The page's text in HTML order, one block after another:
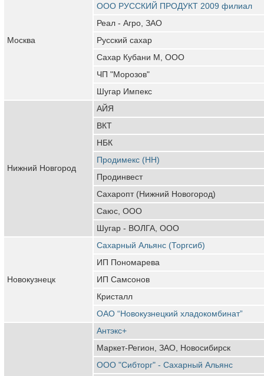
Москва
ООО РУССКИЙ ПРОДУКТ 2009 филиал
Реал - Агро, ЗАО
Русский сахар
Сахар Кубани М, ООО
ЧП "Морозов"
Шугар Импекс
Нижний Новгород
АЙЯ
ВКТ
НБК
Продимекс (НН)
Продинвест
Сахаропт (Нижний Новогород)
Саюс, ООО
Шугар - ВОЛГА, ООО
Новокузнецк
Сахарный Альянс (Торгсиб)
ИП Пономарева
ИП Самсонов
Кристалл
ОАО “Новокузнецкий хладокомбинат”
Антэкс+
Маркет-Регион, ЗАО, Новосибирск
ООО "Сибторг" - Сахарный Альянс